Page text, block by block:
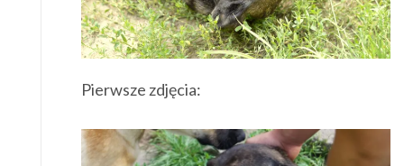
Pierwsze zdjęcia: